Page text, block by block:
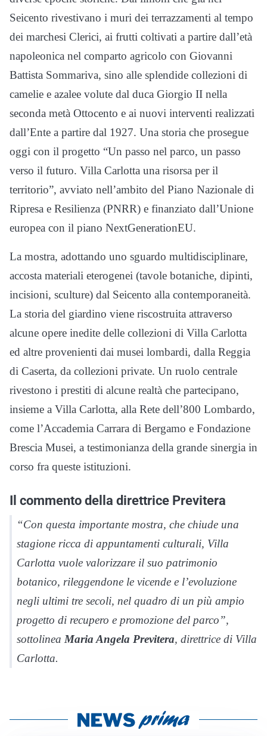
Seicento rivestivano i muri dei terrazzamenti al tempo
dei marchesi Clerici, ai frutti coltivati a partire dall’età
napoleonica nel comparto agricolo con Giovanni
Battista Sommariva, sino alle splendide collezioni di
camelie e azalee volute dal duca Giorgio II nella
seconda metà Ottocento e ai nuovi interventi realizzati
dall’Ente a partire dal 1927. Una storia che prosegue
oggi con il progetto “Un passo nel parco, un passo
verso il futuro. Villa Carlotta una risorsa per il
territorio”, avviato nell’ambito del Piano Nazionale di
Ripresa e Resilienza (PNRR) e finanziato dall’Unione
europea con il piano NextGenerationEU.
La mostra, adottando uno sguardo multidisciplinare,
accosta materiali eterogenei (tavole botaniche, dipinti,
incisioni, sculture) dal Seicento alla contemporaneità.
La storia del giardino viene riscostruita attraverso
alcune opere inedite delle collezioni di Villa Carlotta
ed altre provenienti dai musei lombardi, dalla Reggia
di Caserta, da collezioni private. Un ruolo centrale
rivestono i prestiti di alcune realtà che partecipano,
insieme a Villa Carlotta, alla Rete dell’800 Lombardo,
come l’Accademia Carrara di Bergamo e Fondazione
Brescia Musei, a testimonianza della grande sinergia in
corso fra queste istituzioni.
Il commento della direttrice Previtera
“Con questa importante mostra, che chiude una
stagione ricca di appuntamenti culturali, Villa
Carlotta vuole valorizzare il suo patrimonio
botanico, rileggendone le vicende e l’evoluzione
negli ultimi tre secoli, nel quadro di un più ampio
progetto di recupero e promozione del parco”,
sottolinea Maria Angela Previtera, direttrice di Villa
Carlotta.